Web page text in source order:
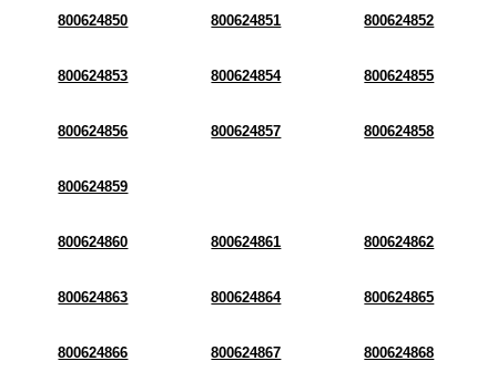
800624850 800624851 800624852
800624853 800624854 800624855
800624856 800624857 800624858
800624859
800624860 800624861 800624862
800624863 800624864 800624865
800624866 800624867 800624868